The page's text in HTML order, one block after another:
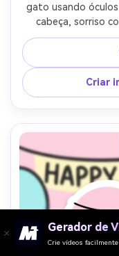
gato usando
cabeça, sorriso
branca die-cut,
brilhante nas
adesivo
Criar
Gerador de
Crie vídeos